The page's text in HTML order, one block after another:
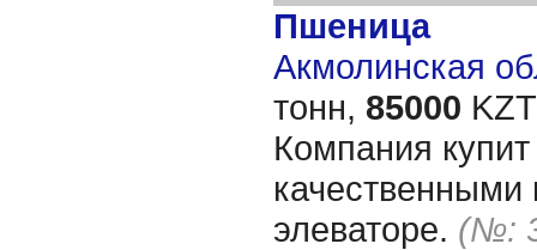
Пшеница
Акмолинская
тонн, 85000
Компания
качественными
элеваторе. (№: